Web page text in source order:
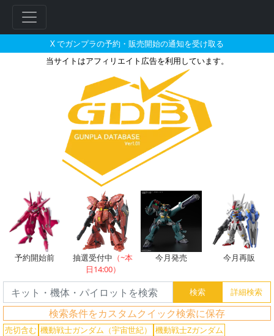
X でガンプラの予約・販売開始の通知を受け取る
当サイトはアフィリエイト広告を利用しています。
機動戦士Zガンダムで販売・再販
予約開始前 抽選受付中 （~本
日14:00）
今月発売 今月再販
検索条件をカスタムクイック検索に保存
売切含む 機動戦士ガンダム（宇宙世紀） 機動戦士Zガンダム